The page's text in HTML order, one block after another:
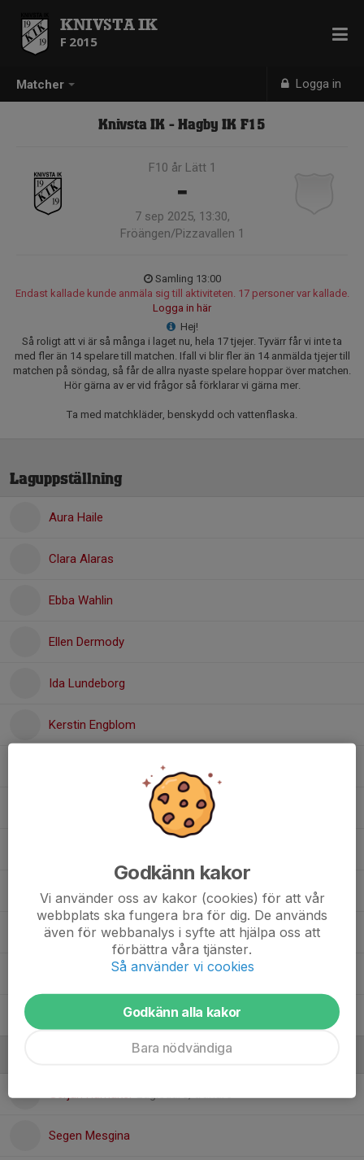
Matcher Logga in
KNIVSTA IK
F 2015
Knivsta IK - Hagby IK F15
F10 år Lätt 1
-
7 sep 2025, 13:30,
Fröängen/Pizzavallen 1
Samling 13:00
Endast kallade kunde anmäla sig till aktiviteten. 17 personer var kallade.
Logga in här
Hej!
Så roligt att vi är så många i laget nu, hela 17 tjejer. Tyvärr får vi inte ta
med fler än 14 spelare till matchen. Ifall vi blir fler än 14 anmälda tjejer till
matchen på söndag, så får de allra nyaste spelare hoppar över matchen.
Hör gärna av er vid frågor så förklarar vi gärna mer.
Ta med matchkläder, benskydd och vattenflaska.
Laguppställning
Aura Haile
Clara Alaras
Ebba Wahlin
Ellen Dermody
Ida Lundeborg
Kerstin Engblom
Lisa Persson
Lo Johansson Djohari-Teimori
Lou Jonsson Nordh
Gerjan RamakerLagledare, tränare
Segen Mesgina
Godkänn kakor
Vi använder oss av kakor (cookies) för att vår
webbplats ska fungera bra för dig. De används
även för webbanalys i syfte att hjälpa oss att
förbättra våra tjänster.
Så använder vi cookies
Godkänn alla kakor
Bara nödvändiga